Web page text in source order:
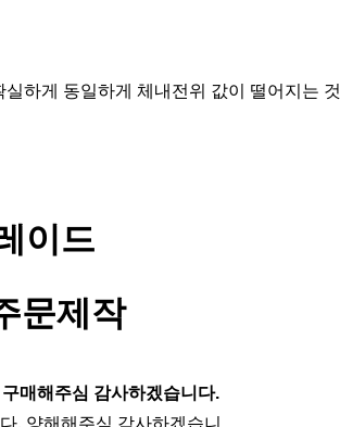
하게 동일하게 체내전위 값이 떨어지는 것
이드
문제작
매해주심 감사하겠습니다.
. 양해해주심 감사하겠습니